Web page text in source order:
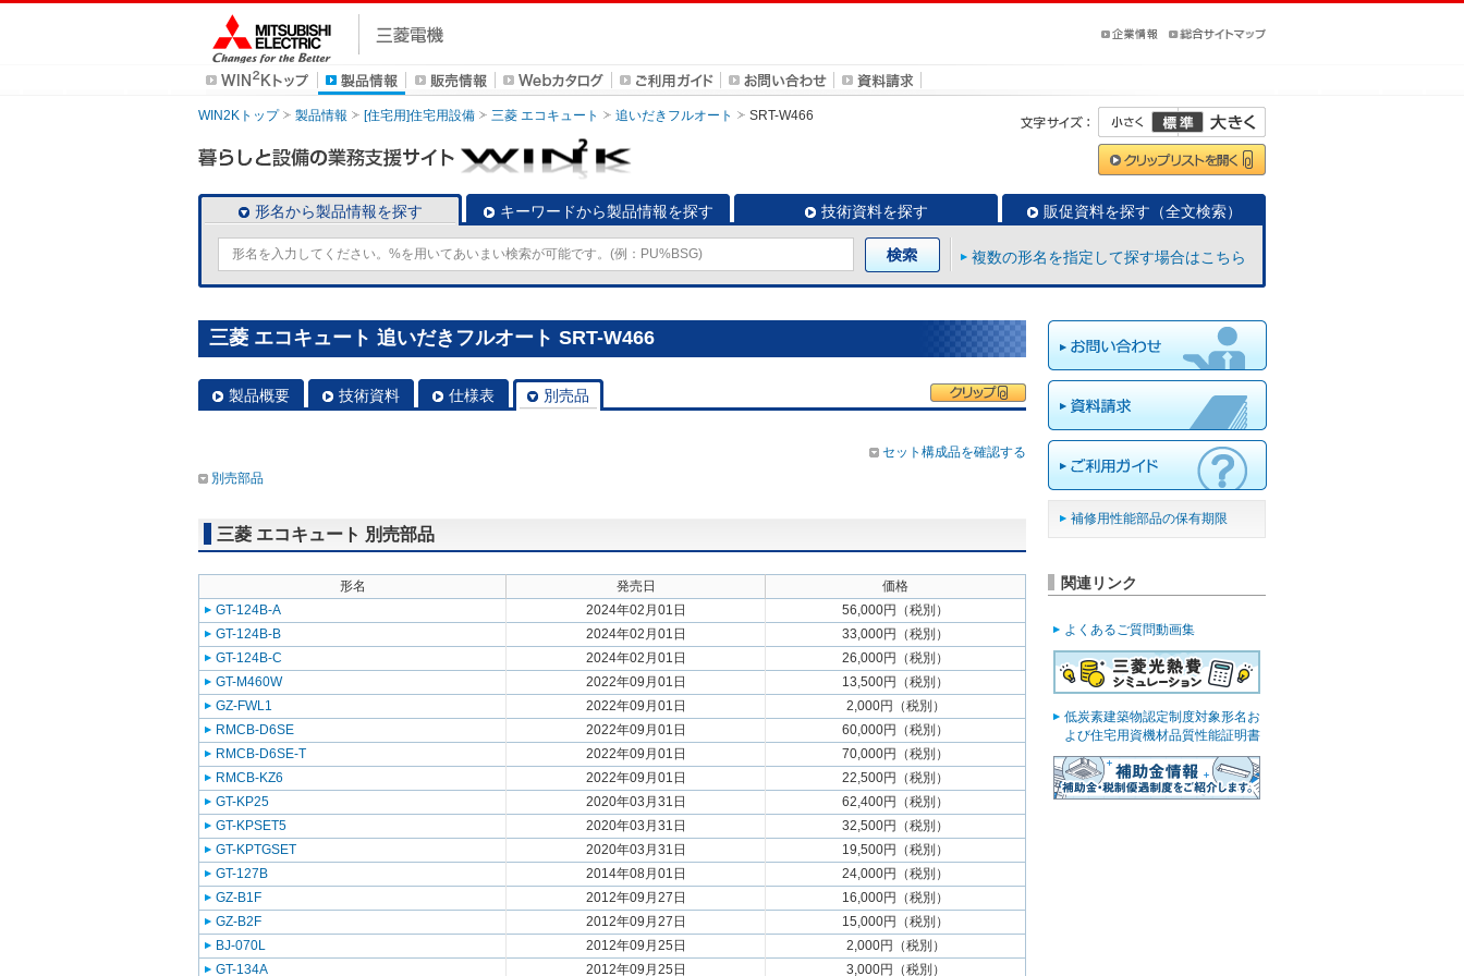
WIN2Kトップ 製品情報 [住宅用]住宅用設備 三菱 エコキュート 追いだきフルオート SRT-W466
形名から製品情報を探す キーワードから製品情報を探す 技術資料を探す 販促資料を探す（全文検索）
複数の形名を指定して探す場合はこちら
三菱 エコキュート 追いだきフルオート SRT-W466
製品概要 技術資料 仕様表 別売品
セット構成品を確認する
別売部品
三菱 エコキュート 別売部品
形名 発売日
価格
GT-124B-A
2024年02月01日
56,000円（税別）
GT-124B-B
2024年02月01日
33,000円（税別）
GT-124B-C
2024年02月01日
26,000円（税別）
GT-M460W
2022年09月01日
13,500円（税別）
GZ-FWL1
2022年09月01日
2,000円（税別）
RMCB-D6SE
2022年09月01日
60,000円（税別）
RMCB-D6SE-T
2022年09月01日
70,000円（税別）
RMCB-KZ6
2022年09月01日
22,500円（税別）
GT-KP25
2020年03月31日
62,400円（税別）
GT-KPSET5
2020年03月31日
32,500円（税別）
GT-KPTGSET
2020年03月31日
19,500円（税別）
GT-127B
2014年08月01日
24,000円（税別）
GZ-B1F
2012年09月27日
16,000円（税別）
GZ-B2F
2012年09月27日
15,000円（税別）
BJ-070L
2012年09月25日
2,000円（税別）
GT-134A
2012年09月25日
3,000円（税別）
補修用性能部品の保有期限
関連リンク
よくあるご質問動画集
低炭素建築物認定制度対象形名お
よび住宅用資機材品質性能証明書